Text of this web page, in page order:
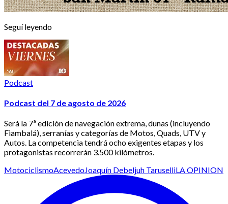
Seguí leyendo
Podcast
Podcast del 7 de agosto de 2026
Será la 7ª edición de navegación extrema, dunas (incluyendo
Fiambalá), serranías y categorías de Motos, Quads, UTV y
Autos. La competencia tendrá ocho exigentes etapas y los
protagonistas recorrerán 3.500 kilómetros.
MotociclismoAcevedoJoaquín Debeljuh TaruselliLA OPINION